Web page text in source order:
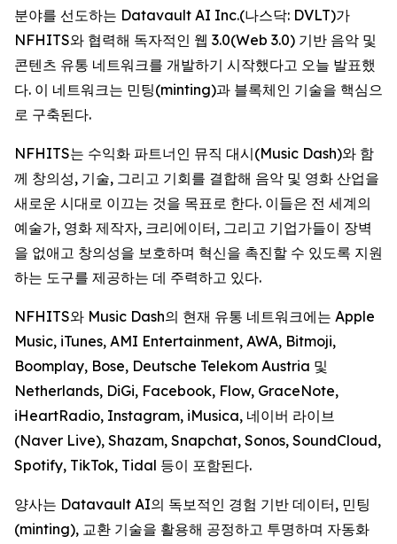
분야를 선도하는 Datavault AI Inc.(나스닥: DVLT)가
NFHITS와 협력해 독자적인 웹 3.0(Web 3.0) 기반 음악 및
콘텐츠 유통 네트워크를 개발하기 시작했다고 오늘 발표했
다. 이 네트워크는 민팅(minting)과 블록체인 기술을 핵심으
로 구축된다.
NFHITS는 수익화 파트너인 뮤직 대시(Music Dash)와 함
께 창의성, 기술, 그리고 기회를 결합해 음악 및 영화 산업을
새로운 시대로 이끄는 것을 목표로 한다. 이들은 전 세계의
예술가, 영화 제작자, 크리에이터, 그리고 기업가들이 장벽
을 없애고 창의성을 보호하며 혁신을 촉진할 수 있도록 지원
하는 도구를 제공하는 데 주력하고 있다.
NFHITS와 Music Dash의 현재 유통 네트워크에는 Apple
Music, iTunes, AMI Entertainment, AWA, Bitmoji,
Boomplay, Bose, Deutsche Telekom Austria 및
Netherlands, DiGi, Facebook, Flow, GraceNote,
iHeartRadio, Instagram, iMusica, 네이버 라이브
(Naver Live), Shazam, Snapchat, Sonos, SoundCloud,
Spotify, TikTok, Tidal 등이 포함된다.
양사는 Datavault AI의 독보적인 경험 기반 데이터, 민팅
(minting), 교환 기술을 활용해 공정하고 투명하며 자동화